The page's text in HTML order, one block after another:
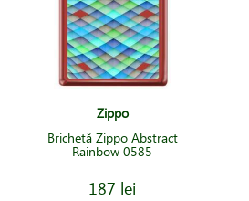
Zippo
Brichetă Zippo Abstract
Rainbow 0585
187 lei